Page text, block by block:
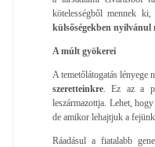
kötelességből mennek
külsőségekben nyilvánul
A múlt gyökerei
A temetőlátogatás lényege
szeretteinkre . Ez az a
leszármazottja. Lehet,
de amikor lehajtjuk a
Ráadásul a fiatalabb